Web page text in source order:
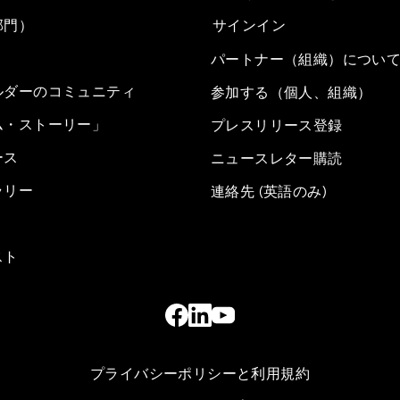
）
ーのコミュニティ
ストーリー」
リー
サインイン
パートナー（組織）につい
参加する（個人、組織）
プレスリリース登録
ニュースレター購読
連絡先 (英語のみ)
プライバシーポリシーと利用規約